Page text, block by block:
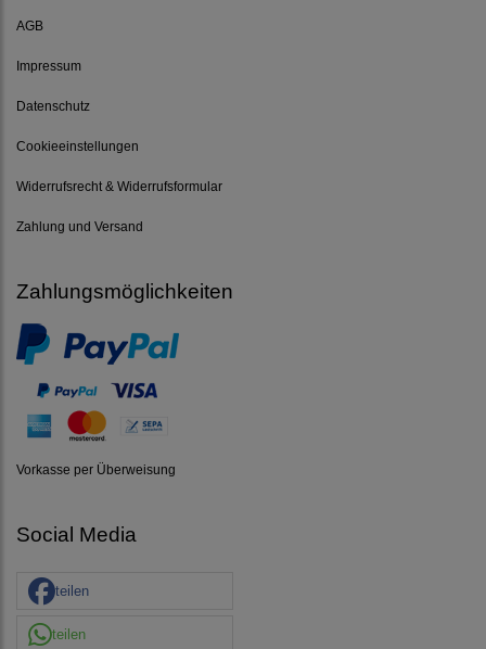
AGB
Impressum
Datenschutz
Cookieeinstellungen
Widerrufsrecht & Widerrufsformular
Zahlung und Versand
Zahlungsmöglichkeiten
Vorkasse per Überweisung
Social Media
teilen
teilen